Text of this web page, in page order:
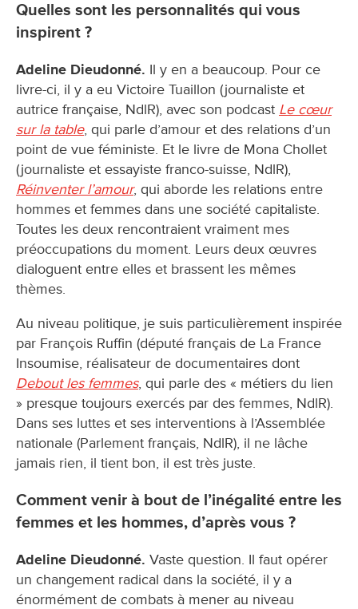
Quelles sont les personnalités qui vous
inspirent ?
Adeline Dieudonné. Il y en a beaucoup. Pour ce
livre-ci, il y a eu Victoire Tuaillon (journaliste et
autrice française, NdlR), avec son podcast Le cœur
sur la table, qui parle d’amour et des relations d’un
point de vue féministe. Et le livre de Mona Chollet
(journaliste et essayiste franco-suisse, NdlR),
Réinventer l’amour, qui aborde les relations entre
hommes et femmes dans une société capitaliste.
Toutes les deux rencontraient vraiment mes
préoccupations du moment. Leurs deux œuvres
dialoguent entre elles et brassent les mêmes
thèmes.
Au niveau politique, je suis particulièrement inspirée
par François Ruffin (député français de La France
Insoumise, réalisateur de documentaires dont
Debout les femmes, qui parle des « métiers du lien
» presque toujours exercés par des femmes, NdlR).
Dans ses luttes et ses interventions à l’Assemblée
nationale (Parlement français, NdlR), il ne lâche
jamais rien, il tient bon, il est très juste.
Comment venir à bout de l’inégalité entre les
femmes et les hommes, d’après vous ?
Adeline Dieudonné. Vaste question. Il faut opérer
un changement radical dans la société, il y a
énormément de combats à mener au niveau